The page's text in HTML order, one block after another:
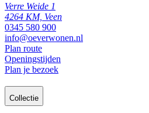
Verre Weide 1
4264 KM, Veen
0345 580 900
info@oeverwonen.nl
Plan route
Openingstijden
Plan je bezoek
Collectie